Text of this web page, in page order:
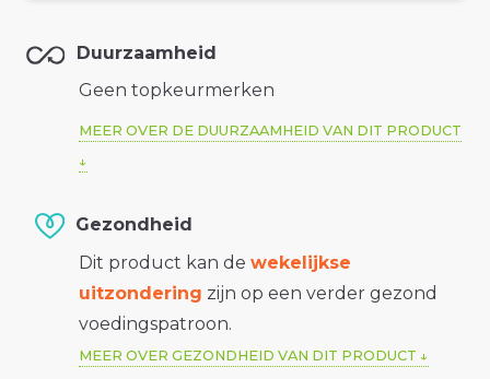
Duurzaamheid
Geen topkeurmerken
MEER OVER DE DUURZAAMHEID VAN DIT PRODUCT
Gezondheid
Dit product kan de wekelijkse
uitzondering zijn op een verder gezond
voedingspatroon.
MEER OVER GEZONDHEID VAN DIT PRODUCT